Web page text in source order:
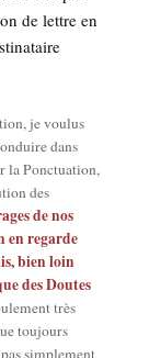
de lettre en
je vou­lus
dans
la Ponc­tua­tion,
des
de nos
en regarde
bien loin
des Doutes
très
tou­jours
sim­ple­ment